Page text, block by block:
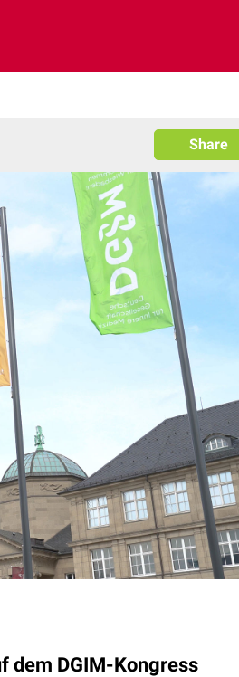
Share
dem DGIM-Kongress